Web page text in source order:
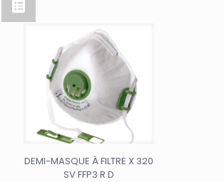
DEMI-MASQUE À FILTRE X 320
SV FFP3 R D